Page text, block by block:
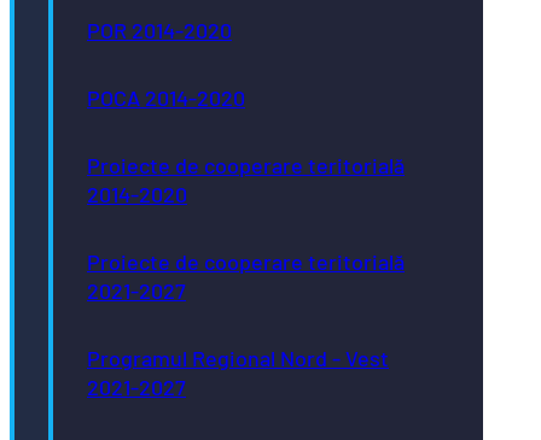
POR 2014-2020
POCA 2014-2020
Proiecte de cooperare teritorială
2014-2020
Proiecte de cooperare teritorială
2021-2027
Programul Regional Nord - Vest
2021-2027